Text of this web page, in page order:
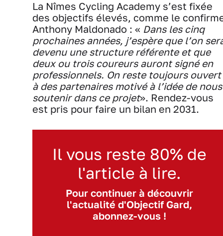
La Nîmes Cycling Academy s’est fixée
des objectifs élevés, comme le
Anthony Maldonado : « Dans les cinq
prochaines années, j’espère que l’on
devenu une structure référente et que
deux ou trois coureurs auront signé en
professionnels. On reste toujours ouvert
à des partenaires motivé à l’idée de nous
soutenir dans ce projet». Rendez-vous
est pris pour faire un bilan en 2031.
Il vous reste 80% de
l'article à lire.
Pour continuer à découvrir
l'actualité d'Objectif Gard,
abonnez-vous !